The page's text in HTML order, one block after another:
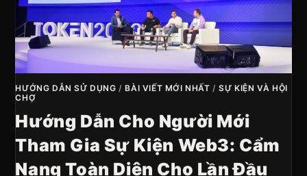
HƯỚNG DẪN SỬ DỤNG /BÀI VIẾT MỚI NHẤT /SỰ KIỆN VÀ HỘI
CHỢ
Hướng Dẫn Cho Người Mới
Tham Gia Sự Kiện Web3: Cẩm
Nang Toàn Diện Cho Lần Đầu